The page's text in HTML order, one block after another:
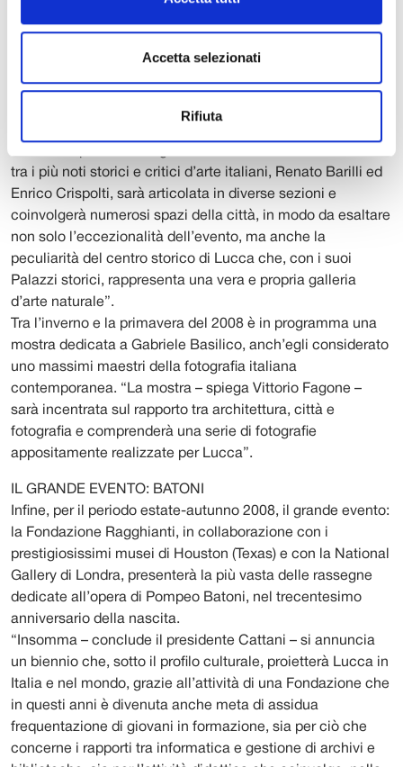
Accetta selezionati
Rifiuta
ARTE IN ITALIA 1955-1975
presidente Giovanni Cattani – sarà contrassegnato dalla
grande mostra Arte in Italia 1955-1975, che costituisce la
prosecuzione di quelle realizzate da Ragghianti (1915-
tra i più noti storici e critici d’arte italiani, Renato Barilli ed
Enrico Crispolti, sarà articolata in diverse sezioni e
coinvolgerà numerosi spazi della città, in modo da esaltare
non solo l’eccezionalità dell’evento, ma anche la
peculiarità del centro storico di Lucca che, con i suoi
Palazzi storici, rappresenta una vera e propria galleria
d’arte naturale”.
Tra l’inverno e la primavera del 2008 è in programma una
mostra dedicata a Gabriele Basilico, anch’egli considerato
uno massimi maestri della fotografia italiana
contemporanea. “La mostra – spiega Vittorio Fagone –
sarà incentrata sul rapporto tra architettura, città e
fotografia e comprenderà una serie di fotografie
appositamente realizzate per Lucca”.
IL GRANDE EVENTO: BATONI
Infine, per il periodo estate-autunno 2008, il grande evento:
la Fondazione Ragghianti, in collaborazione con i
prestigiosissimi musei di Houston (Texas) e con la National
Gallery di Londra, presenterà la più vasta delle rassegne
dedicate all’opera di Pompeo Batoni, nel trecentesimo
anniversario della nascita.
“Insomma – conclude il presidente Cattani – si annuncia
un biennio che, sotto il profilo culturale, proietterà Lucca in
Italia e nel mondo, grazie all’attività di una Fondazione che
in questi anni è divenuta anche meta di assidua
frequentazione di giovani in formazione, sia per ciò che
concerne i rapporti tra informatica e gestione di archivi e